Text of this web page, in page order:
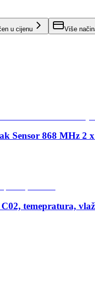
u cijenu
Više
Sensor 868 MHz 2
temepratura,